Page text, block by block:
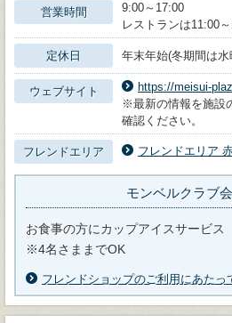
営業時間
9:00～17:00
レストランは11:00
定休日 年末年始(冬期間は
ウェブサイト
https://meisui-
※最新の情報を施設
確認ください。
フレンドエリア フレンドエリア
モンベルクラブ
お食事の方にカップアイスサービス
※4名さままでOK
フレンドショップのご利用にあたっ